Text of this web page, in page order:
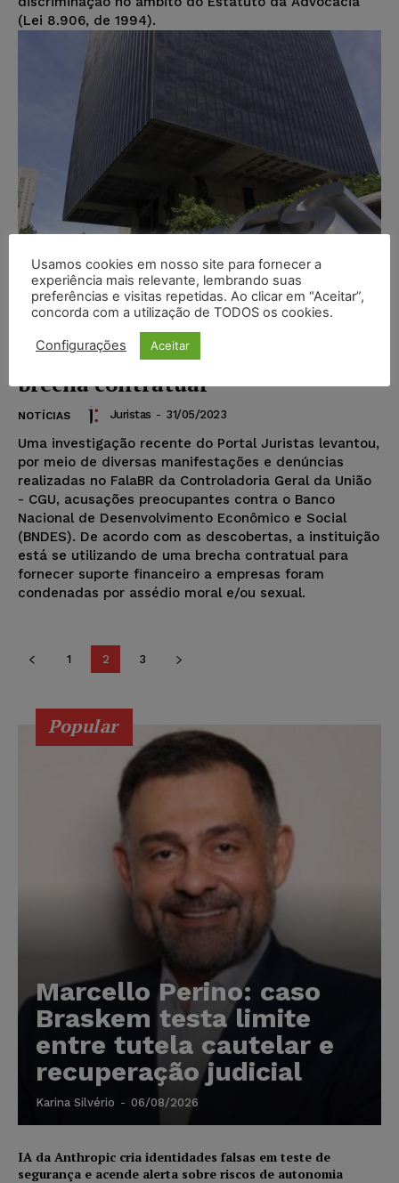
(Lei 8.906, de 1994).
BNDES acusado de fomentar
clientes condenados por assédio
moral e/ou sexual através de
brecha contratual
NOTÍCIAS Juristas - 31/05/2023
Uma investigação recente do Portal Juristas levantou,
por meio de diversas manifestações e denúncias
realizadas no FalaBR da Controladoria Geral da União
- CGU, acusações preocupantes contra o Banco
Nacional de Desenvolvimento Econômico e Social
(BNDES). De acordo com as descobertas, a instituição
está se utilizando de uma brecha contratual para
fornecer suporte financeiro a empresas foram
condenadas por assédio moral e/ou sexual.
1 2 3
Popular
Marcello Perino: caso
Braskem testa limite
entre tutela cautelar e
recuperação judicial
Karina Silvério - 06/08/2026
IA da Anthropic cria identidades falsas em teste de
segurança e acende alerta sobre riscos de autonomia
Usamos cookies em nosso site para fornecer a
experiência mais relevante, lembrando suas
preferências e visitas repetidas. Ao clicar em “Aceitar”,
concorda com a utilização de TODOS os cookies.
Configurações Aceitar